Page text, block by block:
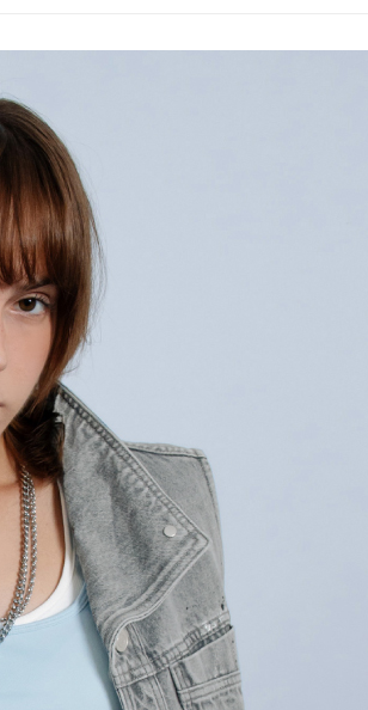
每筆NT$80，滿NT$2,000(含以上)免運費
每筆NT$120，滿NT$2,000(含以上)免運費
離島宅配
每筆NT$400，滿NT$2,000(含以上)免運費
付款後門市自取
免運費
國家/地區配送